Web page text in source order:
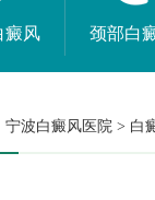
癜风 颈部白
宁波白癜风医院 > 白